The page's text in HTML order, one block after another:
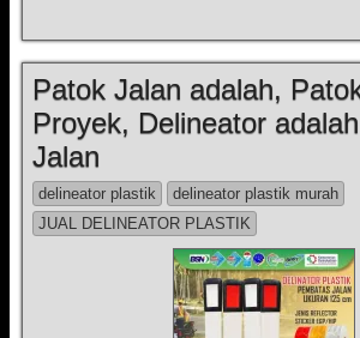
Patok Jalan adalah,
Proyek, Delineator
Jalan
delineator plastik
delineator plastik murah
JUAL DELINEATOR PLASTIK